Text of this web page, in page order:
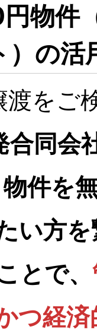
物件
）の活
渡をご
合同
件を
い方
とで、
つ経済